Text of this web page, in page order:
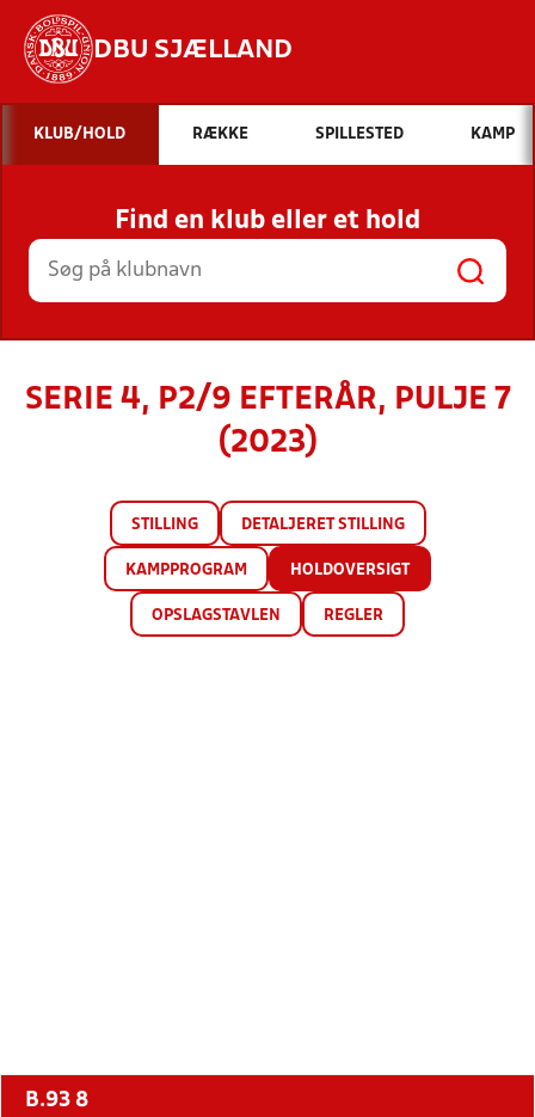
DBU SJÆLLAND
Hvad vil du søge efter?
INDHOLD OG NYHEDER
STILLINGER, RESULTATER, KLUBBER OG
HOLD
KLUB/HOLD RÆKKE SPILLESTED KAMP
Find en klub eller et hold
SERIE 4, P2/9 EFTERÅR, PULJE 7
(2023)
STILLING DETALJERET STILLING
KAMPPROGRAM HOLDOVERSIGT
OPSLAGSTAVLEN REGLER
B.93 8